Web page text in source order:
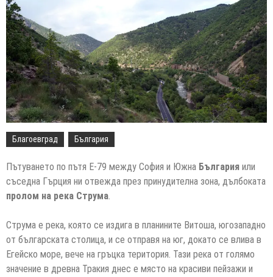
новото промишлено предприятие на Volkswagen
Колко руски градове могат да се поберат на
територията на Москва при сравняване на
тяхното население?
Turkish Airlines се премести в новото летище в
Истанбул
Аерофлот премества международните си
полети до новия терминал C1 на Шереметиево
Благоевград България
Пътуването по пътя Е-79 между София и Южна България или
съседна Гърция ни отвежда през принудителна зона, дълбоката
пролом на река Струма.
Струма е река, която се издига в планините Витоша, югозападно
от българската столица, и се отправя на юг, докато се влива в
Егейско море, вече на гръцка територия. Тази река от голямо
значение в древна Тракия днес е място на красиви пейзажи и